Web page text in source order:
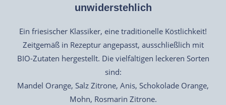
unwiderstehlich
Ein friesischer Klassiker, eine traditionelle Köstlichkeit!
Zeitgemäß in Rezeptur angepasst, ausschließlich mit
BIO-Zutaten hergestellt. Die vielfältigen leckeren Sorten
sind:
Mandel Orange, Salz Zitrone, Anis, Schokolade Orange,
Mohn, Rosmarin Zitrone.